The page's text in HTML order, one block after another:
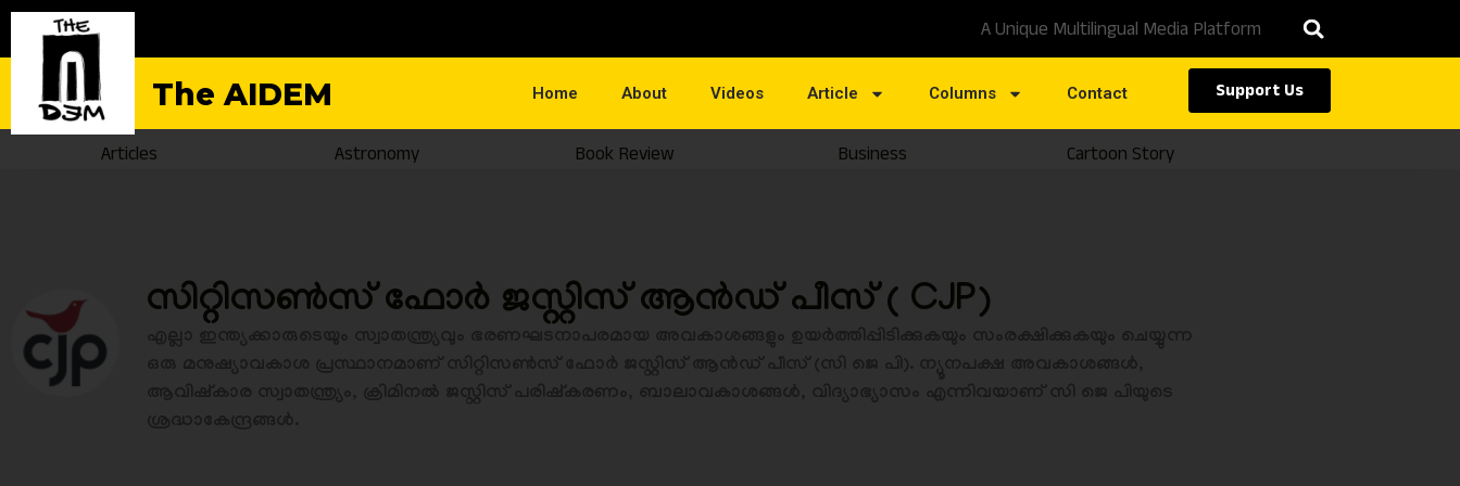
A Unique Multilingual Media Platform
The AIDEM Home About Videos Article Columns Contact Support Us
Articles Astronomy Book Review Business Cartoon Story
സിറ്റിസൺസ് ഫോർ ജസ്റ്റിസ് ആൻഡ് പീസ് ( CJP)